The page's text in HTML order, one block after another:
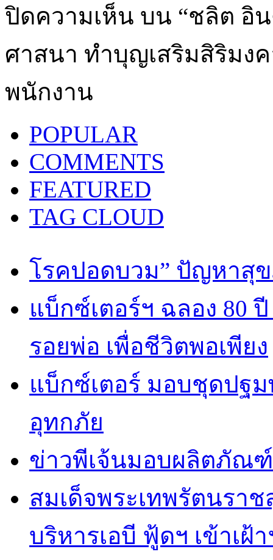
ปิดความเห็น บน “ชลิต อิ
ศาสนา ทำบุญเสริมสิริมง
พนักงาน
POPULAR
COMMENTS
FEATURED
TAG CLOUD
โรคปอดบวม” ปัญหาสุ
แบ็กซ์เตอร์ฯ ฉลอง 80
รอยพ่อ เพื่อชีวิตพอเพียง
แบ็กซ์เตอร์ มอบชุดปฐ
อุทกภัย
ข่าวพีเจ้นมอบผลิตภัณ
สมเด็จพระเทพรัตนรา
บริหารเอบี ฟู้ดฯ เข้าเฝ้